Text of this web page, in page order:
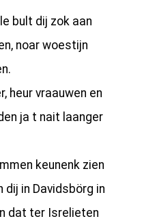
bult dij zok aan
noar woestijn
heur vraauwen en
ja t nait laanger
keunenk zien
in Davidsbörg in
dat ter Isrelieten